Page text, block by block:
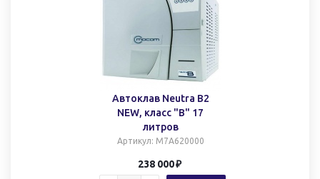
Автоклав Neutra B2
NEW, класс "B" 17
литров
Артикул: M7A620000
238 000